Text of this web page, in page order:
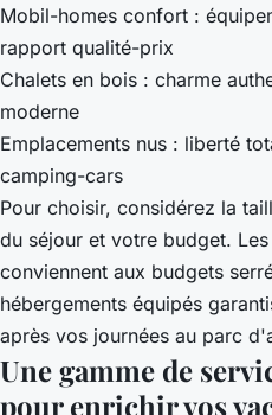
Mobil-homes confort :
rapport qualité-prix
Chalets en bois : charme
moderne
Emplacements nus : liberté
camping-cars
Pour choisir, considérez la
du séjour et votre budget.
conviennent aux budgets
hébergements équipés
après vos journées au parc
Une gamme de
pour enrichir vos